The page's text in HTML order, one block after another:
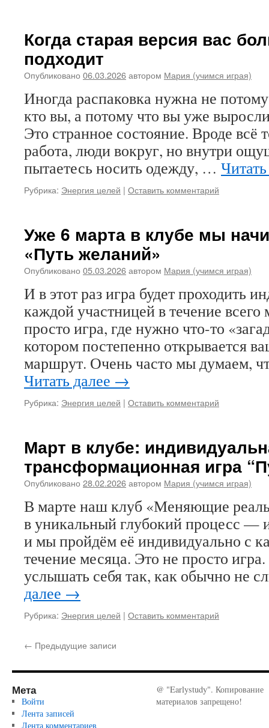
Когда старая версия вас
подходит
Опубликовано 06.03.2026автором Мария (учимся играя)
Иногда распаковка нужна не
кто вы, а потому что вы уже
Это странное состояние. Вроде всё
работа, люди вокруг, но внутри
пытаетесь носить одежду, …
Рубрика: Энергия целей | Оставить комментарий
Уже 6 марта в клубе мы
«Путь желаний»
Опубликовано 05.03.2026автором Мария (учимся играя)
И в этот раз игра будет проходить
каждой участницей в течение всего
просто игра, где нужно что-то
котором постепенно открывается
маршрут. Очень часто мы думаем,
Читать далее →
Рубрика: Энергия целей | Оставить комментарий
Март в клубе:
трансформационная игра
Опубликовано 28.02.2026автором Мария (учимся играя)
В марте наш клуб «Меняющие
в уникальный глубокий процесс —
и мы пройдём её индивидуально с
течение месяца. Это не просто
услышать себя так, как обычно не
далее →
Рубрика: Энергия целей | Оставить комментарий
← Предыдущие записи
Мета
Войти
Лента записей
Лента комментариев
@ "Earlystudy". Копирование
материалов запрещено!